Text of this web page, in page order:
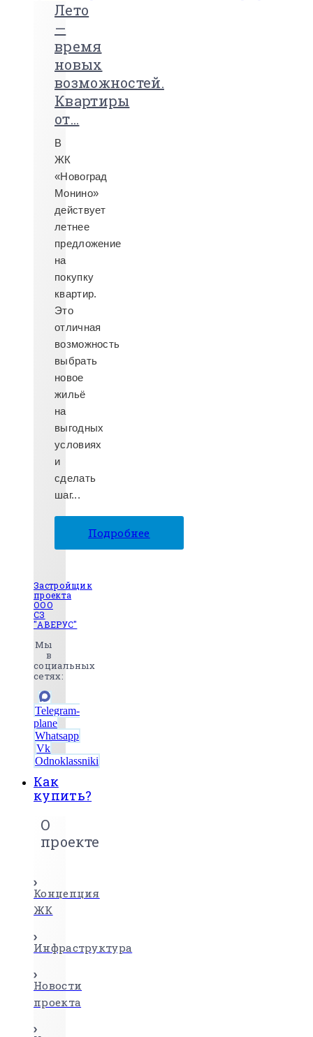
Лето
—
время
новых
возможностей.
Квартиры
от...
В
ЖК
«Новоград
Монино»
действует
летнее
предложение
на
покупку
квартир.
Это
отличная
возможность
выбрать
новое
жильё
на
выгодных
условиях
и
сделать
шаг...
Подробнее
Застройщик
проекта
ООО
СЗ
"АВЕРУС"
Мы
в
социальных
сетях:
Telegram-
plane
Whatsapp
Vk
Odnoklassniki
Как
купить?
О
проекте
Концепция
ЖК
Инфраструктура
Новости
проекта